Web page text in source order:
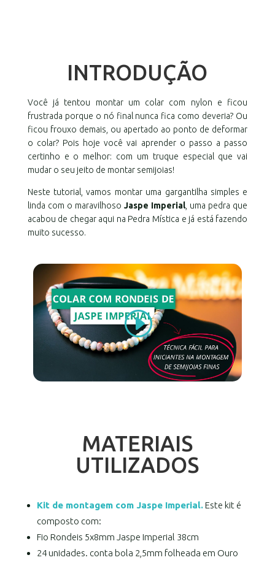
INTRODUÇÃO
Você já tentou montar um colar com nylon e ficou
frustrada porque o nó final nunca fica como deveria? Ou
ficou frouxo demais, ou apertado ao ponto de deformar
o colar? Pois hoje você vai aprender o passo a passo
certinho e o melhor: com um truque especial que vai
mudar o seu jeito de montar semijoias!
Neste tutorial, vamos montar uma gargantilha simples e
linda com o maravilhoso Jaspe Imperial, uma pedra que
acabou de chegar aqui na Pedra Mística e já está fazendo
muito sucesso.
MATERIAIS
UTILIZADOS
Kit de montagem com Jaspe Imperial.Este kit é
composto com:
Fio Rondeis 5x8mm Jaspe Imperial 38cm
24 unidades. conta bola 2,5mm folheada em Ouro